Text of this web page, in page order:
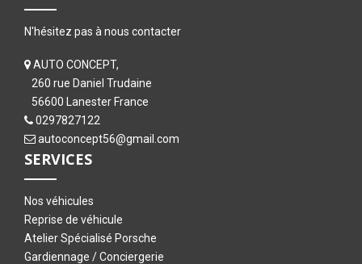
N'hésitez pas à nous contacter
AUTO CONCEPT,
260 rue Daniel Trudaine
56600 Lanester France
0297827122
autoconcept56@gmail.com
SERVICES
Nos véhicules
Reprise de véhicule
Atelier Spécialisé Porsche
Gardiennage / Conciergerie